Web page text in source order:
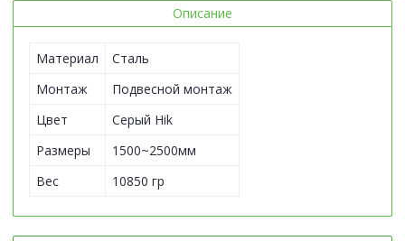
Описание
Материал
Сталь
Монтаж
Подвесной монтаж
Цвет
Серый Hik
Размеры
1500~2500мм
Вес
10850 гр